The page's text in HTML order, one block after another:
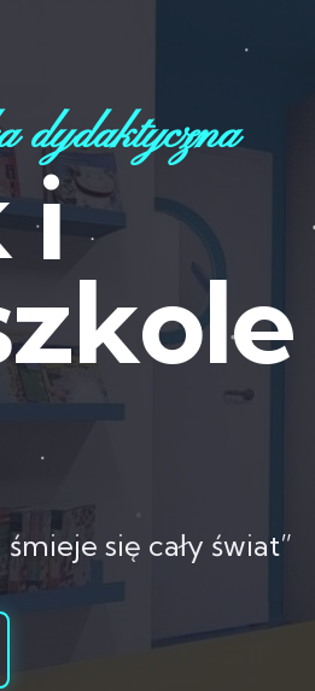
dydaktyczna
i
się cały świat”